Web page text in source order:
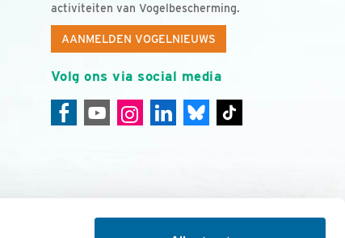
activiteiten van Vogelbescherming.
AANMELDEN VOGELNIEUWS
Volg ons via social media